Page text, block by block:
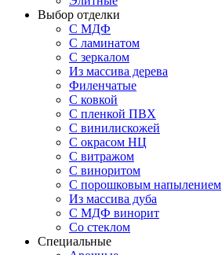
Выбор отделки
С МДФ
С ламинатом
С зеркалом
Из массива дерева
Филенчатые
С ковкой
С пленкой ПВХ
С винилискожей
С окрасом НЦ
С витражом
С виноритом
С порошковым напылением
Из массива дуба
С МДФ винорит
Со стеклом
Специальные